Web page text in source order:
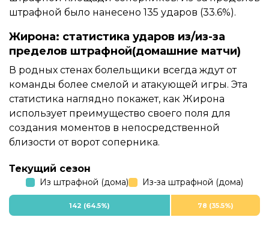
штрафной было нанесено 135 ударов (33.6%).
Жирона: статистика ударов из/из-за
пределов штрафной(домашние матчи)
В родных стенах болельщики всегда ждут от
команды более смелой и атакующей игры. Эта
статистика наглядно покажет, как Жирона
использует преимущество своего поля для
создания моментов в непосредственной
близости от ворот соперника.
Текущий сезон
Из штрафной (дома) Из-за штрафной (дома)
142 (64.5%) 78 (35.5%)